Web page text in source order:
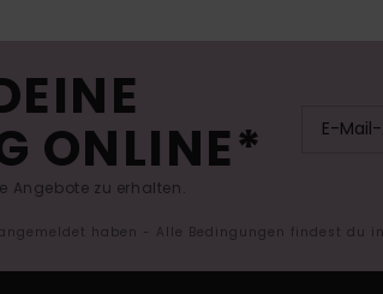
ONLINE*
Angebote zu erhalten.
haben - Alle Bedingungen findest du